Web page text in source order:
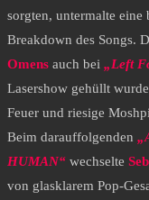
sorgten, untermalte eine
Breakdown des Songs.
Omens auch bei „Left
Lasershow gehüllt
Feuer und riesige
​Beim darauffolgenden
HUMAN“ wechselte
von glasklarem Pop-